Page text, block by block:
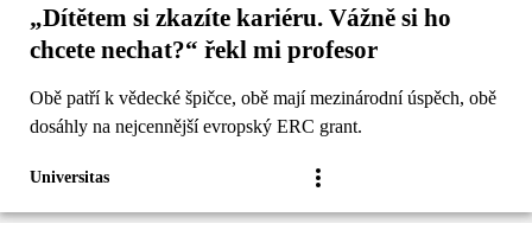
„Dítětem si zkazíte kariéru. Vážně si ho
chcete nechat?“ řekl mi profesor
Obě patří k vědecké špičce, obě mají mezinárodní úspěch, obě
dosáhly na nejcennější evropský ERC grant.
Universitas